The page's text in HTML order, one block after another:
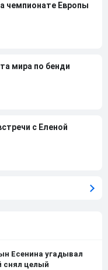
чемпионате Европы
мира по бенди
с Еленой
Есенина угадывал
снял целый